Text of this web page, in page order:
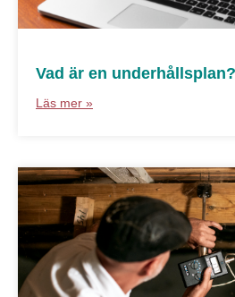
Vad är en underhållsplan?
Läs mer »